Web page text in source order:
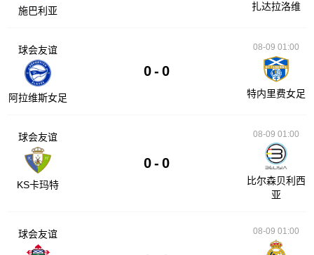
施巴利亚 扎达拉洛维
球会友谊
阿拉维斯女足
0 - 0
08-09 01:00
特内里费女足
球会友谊
KS卡玛特
0 - 0
08-09 01:00
比尔森贝利西
亚
球会友谊 08-09 01:00